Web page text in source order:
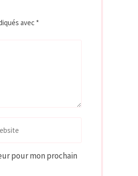
avec *
pour mon prochain